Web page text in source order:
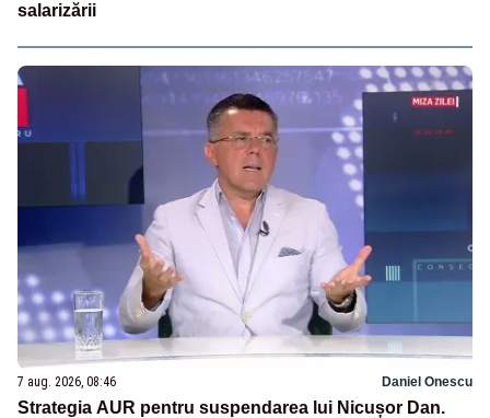
salarizării
7 aug. 2026, 08:46 Daniel Onescu
Strategia AUR pentru suspendarea lui Nicușor Dan.